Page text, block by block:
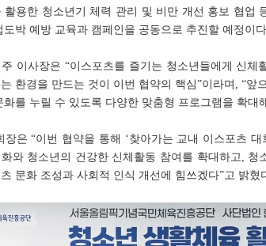
활용한 청소년기 체력 관리 및 비만 개선 홍보 협업
도박 예방 교육과 캠페인을 공동으로 추진할 예정이
이사장은 “이스포츠를 즐기는 청소년들에게 신체
환경을 만드는 것이 이번 협약의 핵심”이라며, “앞
화를 누릴 수 있도록 다양한 맞춤형 프로그램을 확대
장은 “이번 협약을 통해 ‘찾아가는 교내 이스포츠
와 청소년의 건강한 신체활동 참여를 확대하고, 청
문화 조성과 사회적 인식 개선에 힘쓰겠다”고 밝혔